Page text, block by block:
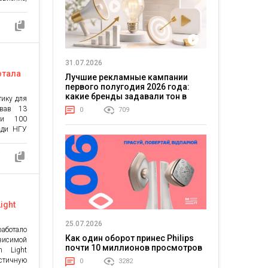
и
для
13
100
НГУ
серед
Light
31.07.2026
Лучшие рекламные кампании
первого полугодия 2026 года:
какие бренды задавали тон в
отрасли
0 709
25.07.2026
Как один оборот принес Philips
почти 10 миллионов просмотров
0 3282